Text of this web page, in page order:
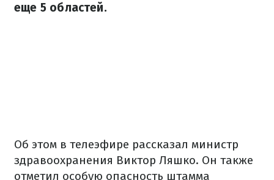
еще 5 областей.
Об этом в телеэфире рассказал министр
здравоохранения Виктор Ляшко. Он также
отметил особую опасность штамма